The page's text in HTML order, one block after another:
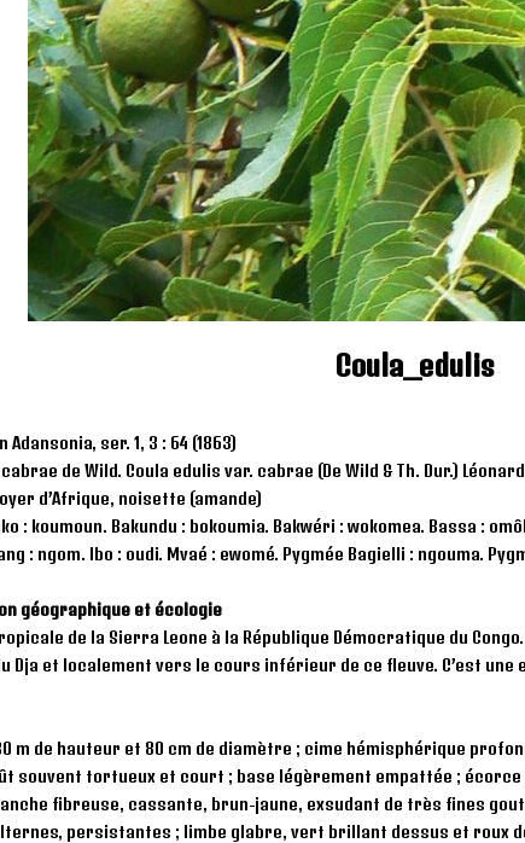
Coula_edulis
ser. 1, 3 : 64 (1863)
de Wild. Coula edulis var. cabrae (De Wild & Th. Dur.)
d’Afrique, noisette (amande)
: koumoun. Bakundu : bokoumia. Bakwéri : wokomea. Bassa :
: ngom. Ibo : oudi. Mvaé : ewomé. Pygmée Bagielli : ngouma.
géographique et écologie
de la Sierra Leone à la République Démocratique du
Dja et localement vers le cours inférieur de ce fleuve. C’est une
m de hauteur et 80 cm de diamètre ; cime hémisphérique
souvent tortueux et court ; base légèrement empattée ;
fibreuse, cassante, brun-jaune, exsudant de très fines
persistantes ; limbe glabre, vert brillant dessus et roux